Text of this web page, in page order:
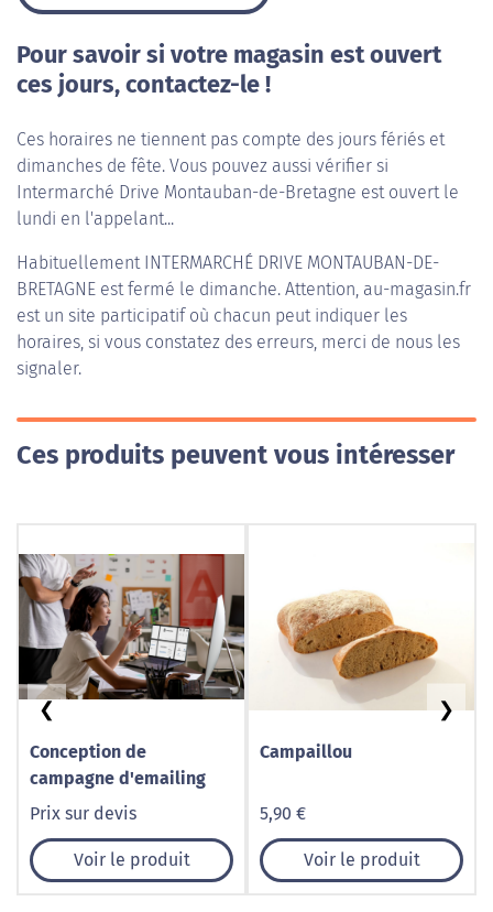
Pour savoir si votre magasin est ouvert
ces jours, contactez-le !
Ces horaires ne tiennent pas compte des jours fériés et
dimanches de fête. Vous pouvez aussi vérifier si
Intermarché Drive Montauban-de-Bretagne est ouvert le
lundi en l'appelant...
Habituellement INTERMARCHÉ DRIVE MONTAUBAN-DE-
BRETAGNE est fermé le dimanche. Attention, au-magasin.fr
est un site participatif où chacun peut indiquer les
horaires, si vous constatez des erreurs, merci de nous les
signaler.
Ces produits peuvent vous intéresser
Conception de
campagne d'emailing
Prix sur devis
Voir le produit
Campaillou
5,90 €
Voir le produit
❮ ❯